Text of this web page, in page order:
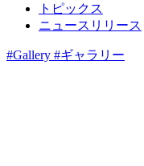
トピックス
ニュースリリース
#Gallery #ギャラリー